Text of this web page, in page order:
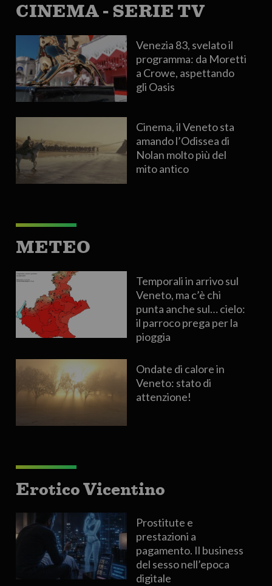
CINEMA - SERIE TV
Venezia 83, svelato il
programma: da Moretti
a Crowe, aspettando
gli Oasis
Cinema, il Veneto sta
amando l’Odissea di
Nolan molto più del
mito antico
METEO
Temporali in arrivo sul
Veneto, ma c’è chi
punta anche sul… cielo:
il parroco prega per la
pioggia
Ondate di calore in
Veneto: stato di
attenzione!
Erotico Vicentino
Prostitute e
prestazioni a
pagamento. Il business
del sesso nell’epoca
digitale